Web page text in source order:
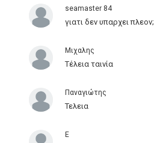
seamaster 84
γιατι δεν υπαρχει πλεον;
Μιχαλης
Τέλεια ταινία
Παναγιώτης
Τελεια
Ε